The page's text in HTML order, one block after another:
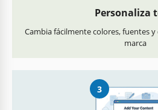
Personaliza
Cambia fácilmente colores, fuentes
marca
3